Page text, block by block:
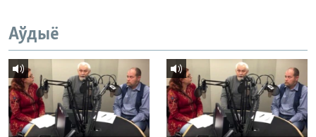
Аўдыё